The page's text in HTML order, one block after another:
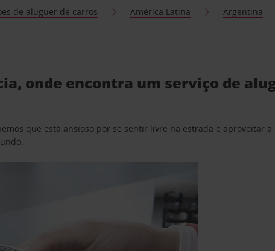
de aluguer de carros América Latina Argentina
onde encontra um serviço de
que está ansioso por se sentir livre na estrada e aproveitar